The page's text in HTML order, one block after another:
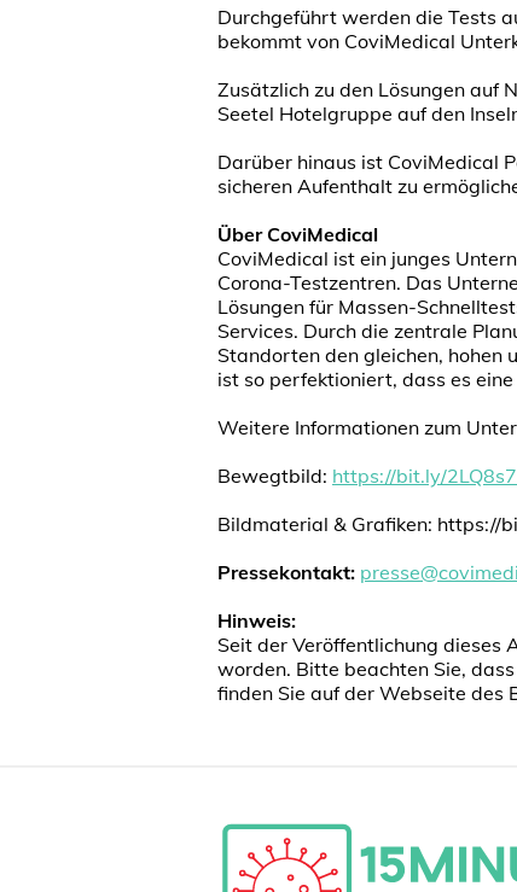
Durchgeführt werden die Tests
bekommt von CoviMedical
Zusätzlich zu den Lösungen auf
Seetel Hotelgruppe auf den
Darüber hinaus ist CoviMedical
sicheren Aufenthalt zu
Über CoviMedical
CoviMedical ist ein junges
Corona-Testzentren. Das
Lösungen für Massen-
Services. Durch die zentrale
Standorten den gleichen, hohen
ist so perfektioniert, dass es
Weitere Informationen zum
Bewegtbild: https://bit.ly/
Bildmaterial & Grafiken: https://
Pressekontakt:
Hinweis:
Seit der Veröffentlichung dieses
worden. Bitte beachten Sie,
finden Sie auf der Webseite des